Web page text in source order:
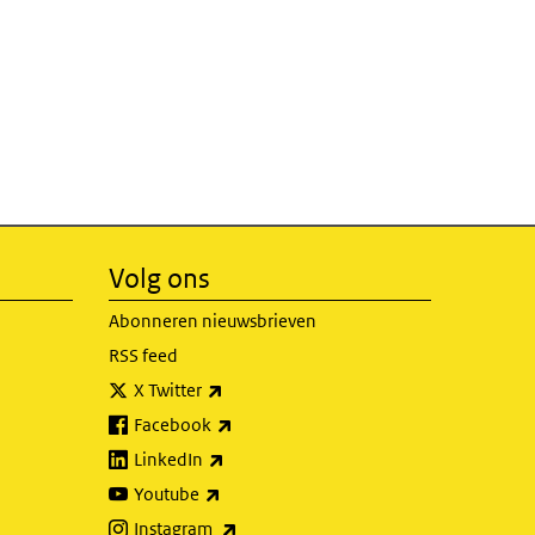
Volg ons
Abonneren nieuwsbrieven
RSS feed
X Twitter
Facebook
LinkedIn
Youtube
Instagram